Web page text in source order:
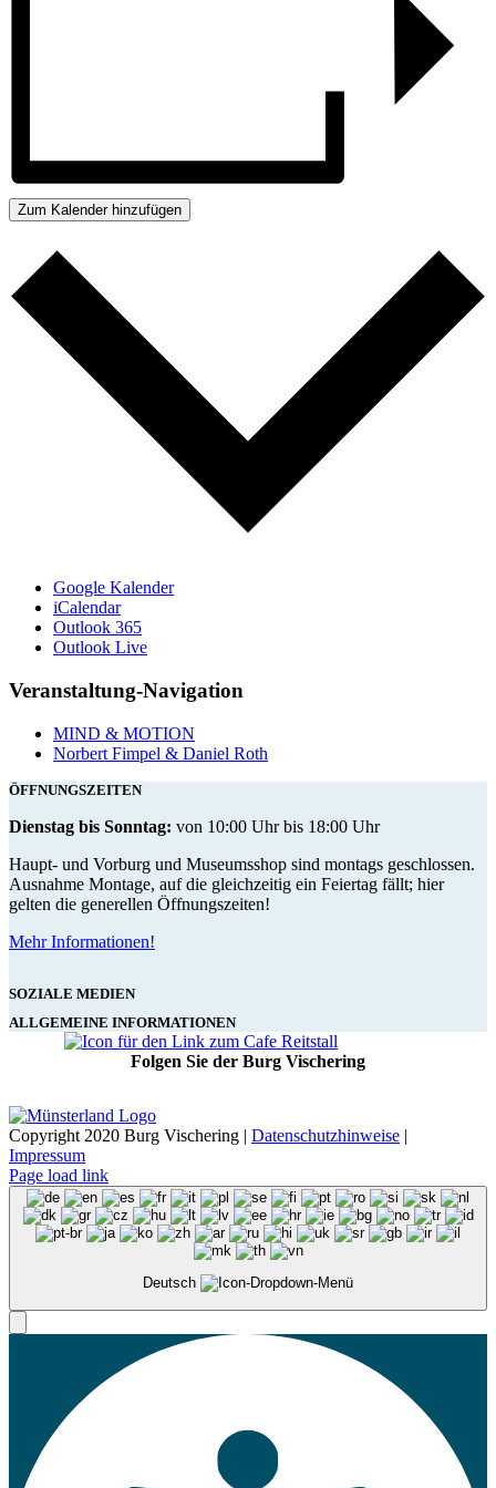
Zum Kalender hinzufügen
Google Kalender
iCalendar
Outlook 365
Outlook Live
Veranstaltung-Navigation
MIND & MOTION
Norbert Fimpel & Daniel Roth
ÖFFNUNGSZEITEN
Dienstag bis Sonntag: von 10:00 Uhr bis 18:00 Uhr
Haupt- und Vorburg und Museumsshop sind montags geschlossen.
Ausnahme Montage, auf die gleichzeitig ein Feiertag fällt; hier
gelten die generellen Öffnungszeiten!
Mehr Informationen!
SOZIALE MEDIEN
ALLGEMEINE INFORMATIONEN
Folgen Sie der Burg Vischering
Copyright 2020 Burg Vischering | Datenschutzhinweise |
Impressum
Page load link
Deutsch